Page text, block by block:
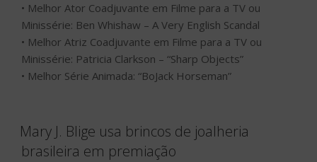
• Melhor Ator Coadjuvante em Filme para a TV ou
Minissérie: Ben Whishaw – A Very English Scandal
• Melhor Atriz Coadjuvante em Filme para a TV ou
Minissérie: Patricia Clarkson – “Sharp Objects”
• Melhor Série Animada: “BoJack Horseman”
Mary J. Blige usa brincos de joalheria
brasileira em premiação